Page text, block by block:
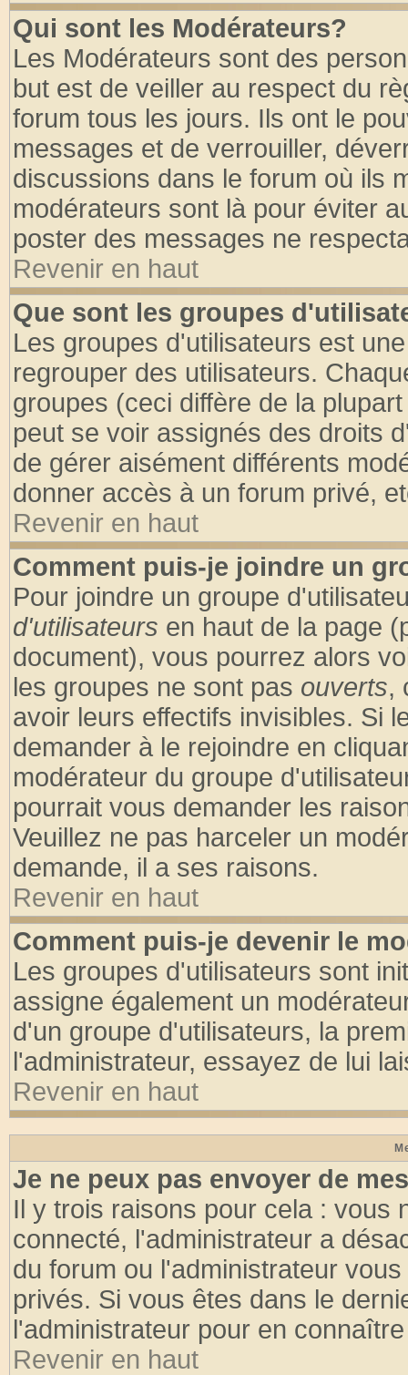
Qui sont les Modérateurs?
Les Modérateurs sont des
but est de veiller au respect du
forum tous les jours. Ils ont le
messages et de verrouiller,
discussions dans le forum où ils
modérateurs sont là pour éviter
poster des messages ne
Revenir en haut
Que sont les groupes
Les groupes d'utilisateurs est
regrouper des utilisateurs.
groupes (ceci diffère de la
peut se voir assignés des droits
de gérer aisément différents
donner accès à un forum privé,
Revenir en haut
Comment puis-je joindre un
Pour joindre un groupe
d'utilisateurs en haut de la page
document), vous pourrez alors
les groupes ne sont pas ouverts,
avoir leurs effectifs invisibles. Si
demander à le rejoindre en
modérateur du groupe
pourrait vous demander les
Veuillez ne pas harceler un
demande, il a ses raisons.
Revenir en haut
Comment puis-je devenir le
Les groupes d'utilisateurs sont
assigne également un
d'un groupe d'utilisateurs, la
l'administrateur, essayez de lui
Revenir en haut
Je ne peux pas envoyer de
Il y trois raisons pour cela : vous
connecté, l'administrateur a
du forum ou l'administrateur
privés. Si vous êtes dans le
l'administrateur pour en
Revenir en haut